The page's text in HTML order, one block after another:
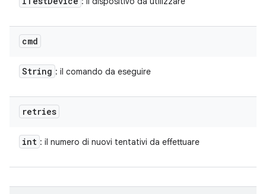
cmd
String : il comando da eseguire
retries
int : il numero di nuovi tentativi da effettuare